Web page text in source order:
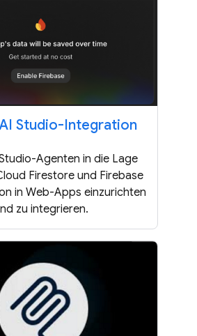
Studio-Integration
Agenten in die Lage
Firestore und Firebase
in Web-Apps einzurichten
zu integrieren.